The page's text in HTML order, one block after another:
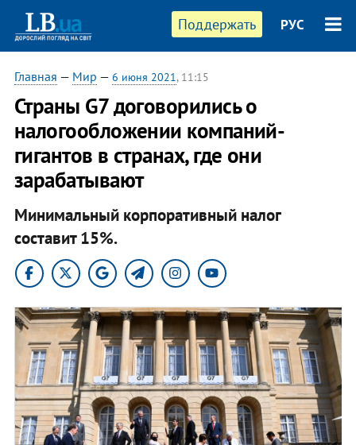
Поддержать РУС
Главная — Мир — 6 июня 2021, 11:15
Страны G7 договорились о
налогообложении компаний-
гигантов в странах, где они
зарабатывают
Минимальный корпоративный налог
составит 15%.